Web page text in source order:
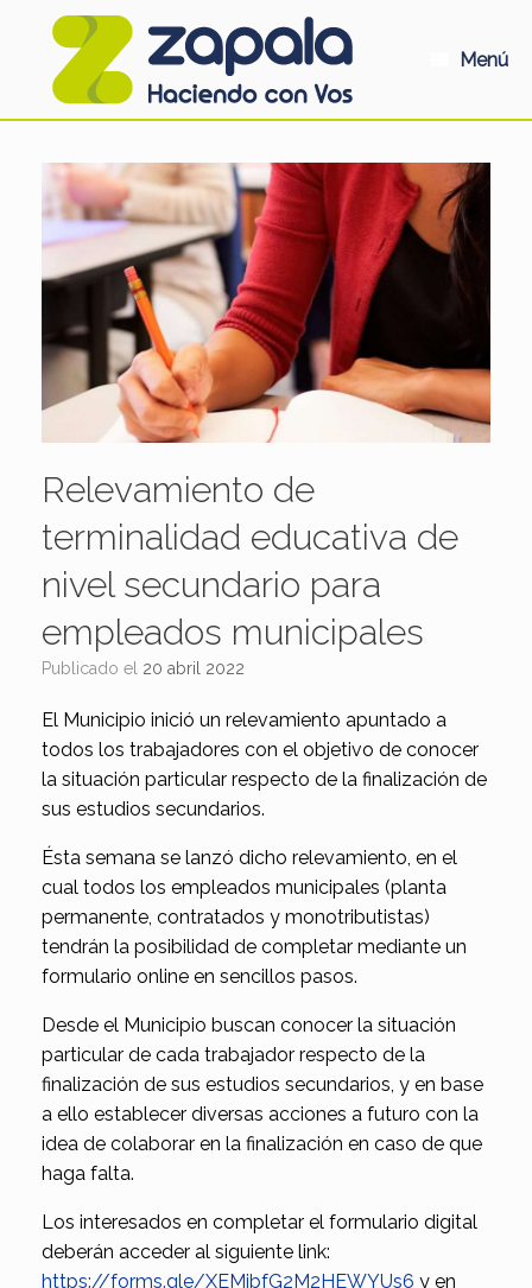
Menú
Relevamiento de
terminalidad educativa de
nivel secundario para
empleados municipales
Publicado el 20 abril 2022
El Municipio inició un relevamiento apuntado a
todos los trabajadores con el objetivo de conocer
la situación particular respecto de la finalización de
sus estudios secundarios.
Ésta semana se lanzó dicho relevamiento, en el
cual todos los empleados municipales (planta
permanente, contratados y monotributistas)
tendrán la posibilidad de completar mediante un
formulario online en sencillos pasos.
Desde el Municipio buscan conocer la situación
particular de cada trabajador respecto de la
finalización de sus estudios secundarios, y en base
a ello establecer diversas acciones a futuro con la
idea de colaborar en la finalización en caso de que
haga falta.
Los interesados en completar el formulario digital
deberán acceder al siguiente link:
https://forms.gle/XEMibfG2M2HEWYUs6 y en